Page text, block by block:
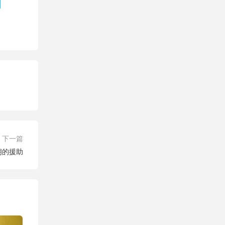
下一篇
援助